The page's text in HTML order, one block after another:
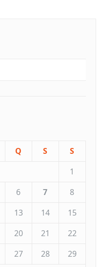
Q S
S
1
6 7
8
13 14
15
20 21
22
27 28 29